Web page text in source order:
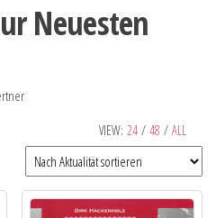
Neuesten
VIEW: 24 / 48 / ALL